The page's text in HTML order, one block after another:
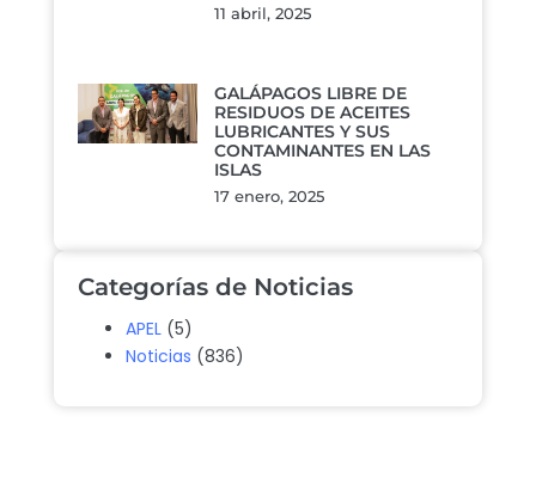
11 abril, 2025
GALÁPAGOS LIBRE DE
RESIDUOS DE ACEITES
LUBRICANTES Y SUS
CONTAMINANTES EN LAS
ISLAS
17 enero, 2025
Categorías de Noticias
APEL (5)
Noticias (836)